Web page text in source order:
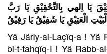
يَا اِلهي بِالتَّحْقِيْقِ يَا رَبَّ
الْعَتِيْقِ يَا شَفِيْقُ يَا رَفِيْقُ
Yâ Jâriy-al-Laçîq-a ! Yâ
bi-t-tahqîq-I ! Yâ Rabb-